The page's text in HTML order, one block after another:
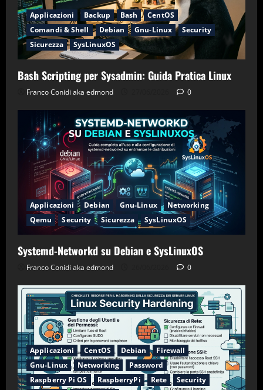
Applicazioni Backup Bash
CentOS
Comandi & Shell
Debian Gnu-Linux
Security
Sicurezza
SysLinuxOS
Bash Scripting per Sysadmin: Guida Pratica Linux
Franco Conidi aka edmond 0
Applicazioni Debian Gnu-Linux
Networking
Qemu
Security Sicurezza SysLinuxOS
Systemd-Networkd su Debian e SysLinuxOS
Franco Conidi aka edmond 0
Applicazioni CentOS Debian
Firewall
Gnu-Linux
Networking
Password
Raspberry Pi OS
RaspberryPi Rete
Security